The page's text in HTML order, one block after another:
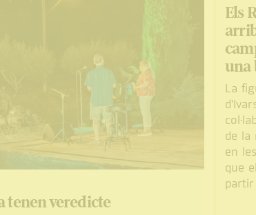
tenen veredicte
Els
una
La
de la
en
que